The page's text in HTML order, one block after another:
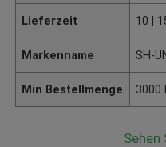
Lieferzeit 10 |
Markenname SH-
Min Bestellmenge 3000
Sehen